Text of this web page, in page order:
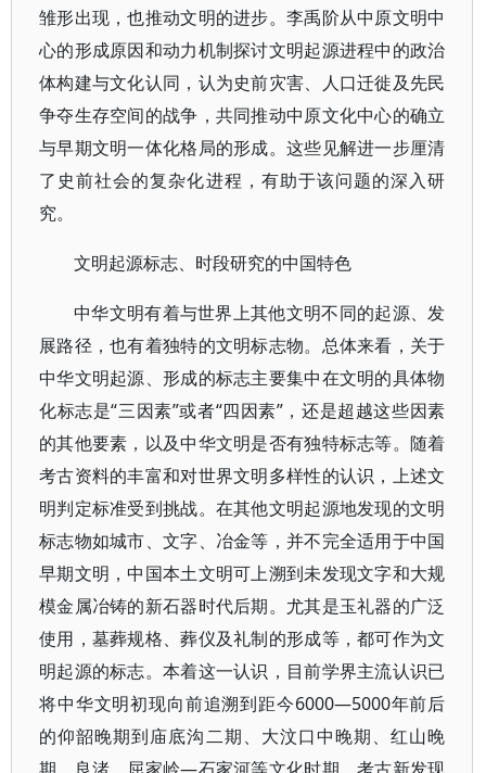
雏形出现，也推动文明的进步。李禹阶从中原文明中
心的形成原因和动力机制探讨文明起源进程中的政治
体构建与文化认同，认为史前灾害、人口迁徙及先民
争夺生存空间的战争，共同推动中原文化中心的确立
与早期文明一体化格局的形成。这些见解进一步厘清
了史前社会的复杂化进程，有助于该问题的深入研
究。
文明起源标志、时段研究的中国特色
中华文明有着与世界上其他文明不同的起源、发
展路径，也有着独特的文明标志物。总体来看，关于
中华文明起源、形成的标志主要集中在文明的具体物
化标志是“三因素”或者“四因素”，还是超越这些因素
的其他要素，以及中华文明是否有独特标志等。随着
考古资料的丰富和对世界文明多样性的认识，上述文
明判定标准受到挑战。在其他文明起源地发现的文明
标志物如城市、文字、冶金等，并不完全适用于中国
早期文明，中国本土文明可上溯到未发现文字和大规
模金属冶铸的新石器时代后期。尤其是玉礼器的广泛
使用，墓葬规格、葬仪及礼制的形成等，都可作为文
明起源的标志。本着这一认识，目前学界主流认识已
将中华文明初现向前追溯到距今6000—5000年前后
的仰韶晚期到庙底沟二期、大汶口中晚期、红山晚